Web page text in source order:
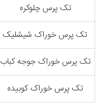
تک پرس چلوکره
تک پرس خوراک شیشلیک
تک پرس خوراک جوجه کباب
تک پرس خوراک کوبیده